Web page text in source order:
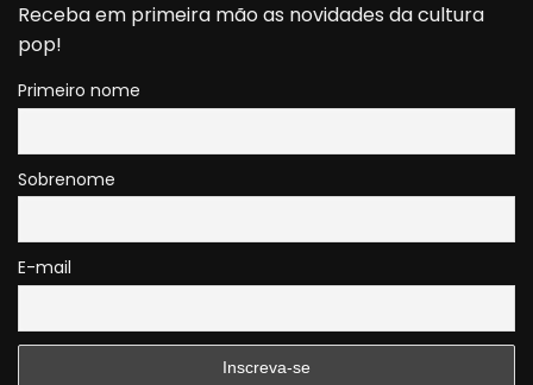
Receba em primeira mão as novidades da cultura
pop!
Primeiro nome
Sobrenome
E-mail